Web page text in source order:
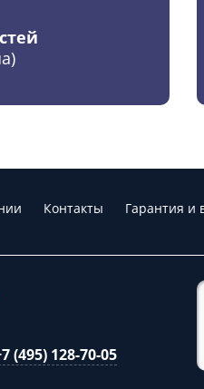
Контакты Гарантия и
(495) 128-70-05